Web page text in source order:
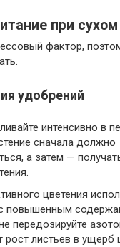
при
фактор,
удобрений
интенсивно в
сначала должно
а затем —
цветения
повышенным
передозируйте
рост листьев в ущерб